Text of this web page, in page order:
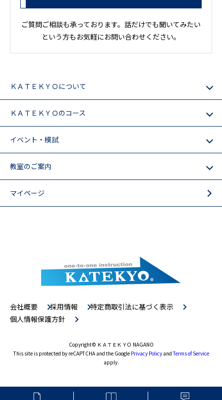
ご質問ご相談も承っております。話だけでも聞いてみたい
という方もお気軽にお問い合わせください。
ＫＡＴＥＫＹＯについて
ＫＡＴＥＫＹＯのコース
イベント・模試
教室のご案内
マイページ
会社概要 採用情報
特定商取引法に基づく表示
個人情報保護方針
Copyright© ＫＡＴＥＫＹＯ NAGANO
This site is protected by reCAPTCHA and the Google Privacy PolicyandTerms of Service
apply.